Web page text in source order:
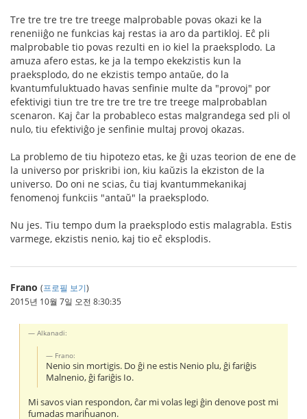
Tre tre tre tre tre treege malprobable povas okazi ke la
reneniiĝo ne funkcias kaj restas ia aro da partikloj. Eĉ pli
malprobable tio povas rezulti en io kiel la praeksplodo. La
amuza afero estas, ke ja la tempo ekekzistis kun la
praeksplodo, do ne ekzistis tempo antaŭe, do la
kvantumfuluktuado havas senfinie multe da "provoj" por
efektivigi tiun tre tre tre tre tre tre treege malprobablan
scenaron. Kaj ĉar la probableco estas malgrandega sed pli ol
nulo, tiu efektiviĝo je senfinie multaj provoj okazas.
La problemo de tiu hipotezo etas, ke ĝi uzas teorion de ene de
la universo por priskribi ion, kiu kaŭzis la ekziston de la
universo. Do oni ne scias, ĉu tiaj kvantummekanikaj
fenomenoj funkciis "antaŭ" la praeksplodo.
Nu jes. Tiu tempo dum la praeksplodo estis malagrabla. Estis
varmege, ekzistis nenio, kaj tio eĉ eksplodis.
Frano (프로필 보기)
2015년 10월 7일 오전 8:30:35
Alkanadi:
Frano:
Nenio sin mortigis. Do ĝi ne estis Nenio plu, ĝi fariĝis
Malnenio, ĝi fariĝis Io.
Mi savos vian respondon, ĉar mi volas legi ĝin denove post mi
fumadas mariĥuanon.